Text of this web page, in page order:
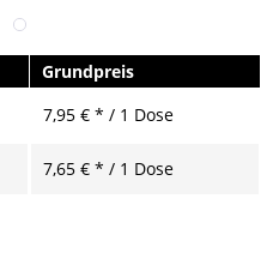
Grundpreis
7,95 € * / 1 Dose
7,65 € * / 1 Dose